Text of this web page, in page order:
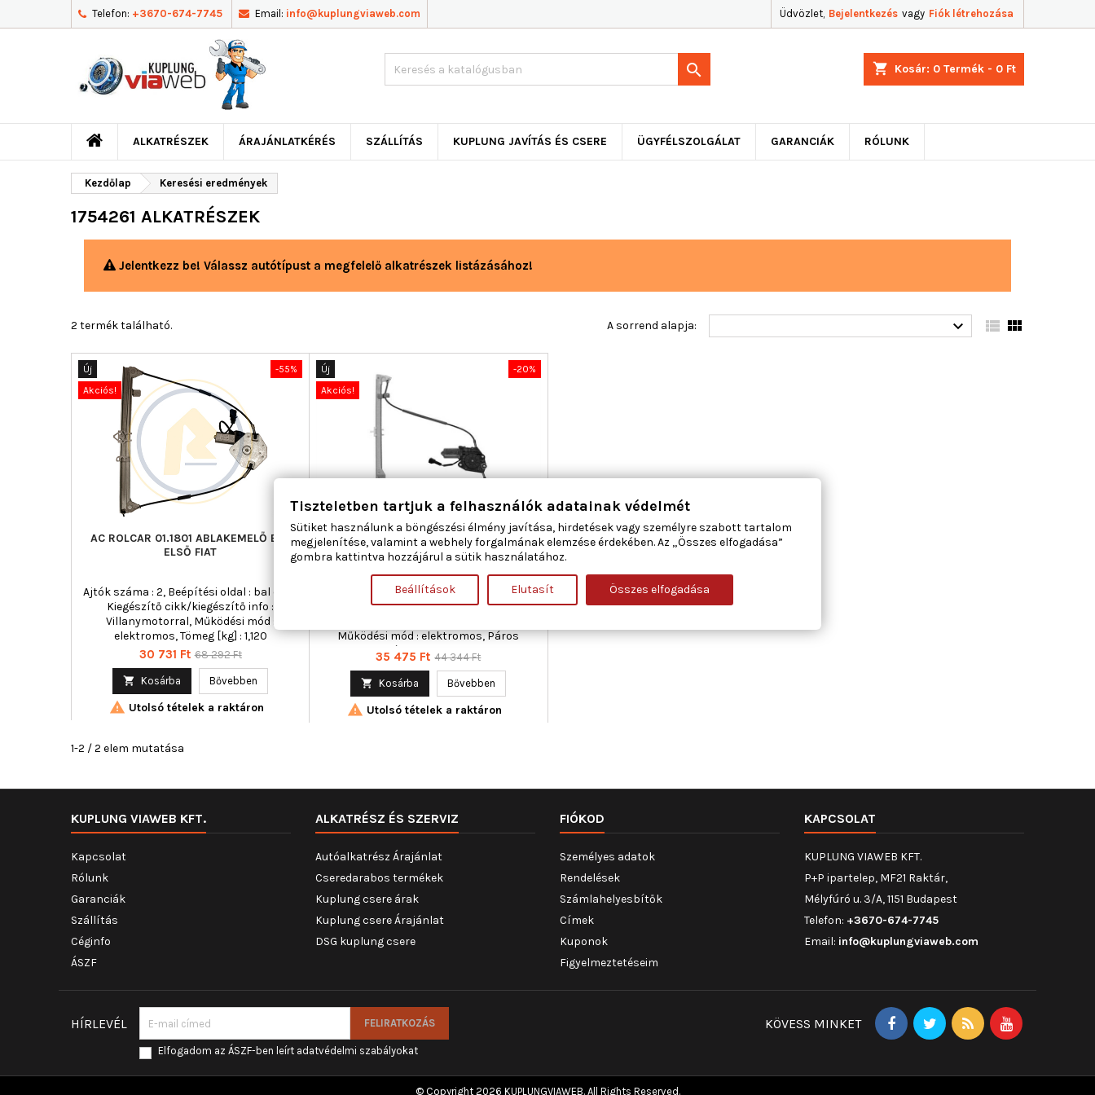
Telefon: +3670-674-7745 Email: info@kuplungviaweb.com Üdvözlet, Bejelentkezés vagy Fiók létrehozása
shopping_cart Kosár: 0 Termék - 0 Ft

ALKATRÉSZEK ÁRAJÁNLATKÉRÉS SZÁLLÍTÁS KUPLUNG JAVÍTÁS ÉS CSERE ÜGYFÉLSZOLGÁLAT GARANCIÁK RÓLUNK
Kezdőlap Keresési eredmények
1754261 ALKATRÉSZEK
Jelentkezz be! Válassz autótípust a megfelelő alkatrészek listázásához!
2 termék található. A sorrend alapja:   
-55%
Új
Akciós!
AC ROLCAR 01.1801 ABLAKEMELŐ BAL
ELSŐ FIAT
Ajtók száma : 2, Beépítési oldal : bal első,
Kiegészítő cikk/kiegészítő info :
Villanymotorral, Működési mód :
elektromos, Tömeg [kg] : 1,120
Ár
30 731 Ft Normál
68 292 Ft
 Kosárba Bővebben
 Utolsó tételek a raktáron
-20%
Új
Akciós!
MAGNETI MARELLI 350103035000
ABLAKEMELŐ BAL ELSŐ FIAT
Ajtók száma : 3, Beépítési oldal : bal első,
Csatlakozók száma : 2, Kiegészítő
Működési mód : elektromos, Páros
cikkszám : 350103036000
Ár
35 475 Ft Normál
44 344 Ft
 Kosárba Bővebben
 Utolsó tételek a raktáron
1-2 / 2 elem mutatása
KUPLUNG VIAWEB KFT.
Kapcsolat
Rólunk
Garanciák
Szállítás
Céginfo
ÁSZF
ALKATRÉSZ ÉS SZERVIZ
Autóalkatrész Árajánlat
Cseredarabos termékek
Kuplung csere árak
Kuplung csere Árajánlat
DSG kuplung csere
FIÓKOD
Személyes adatok
Rendelések
Számlahelyesbítők
Címek
Kuponok
Figyelmeztetéseim
KAPCSOLAT
KUPLUNG VIAWEB KFT.
P+P ipartelep, MF21 Raktár,
Mélyfúró u. 3/A, 1151 Budapest
Telefon: +3670-674-7745
Email: info@kuplungviaweb.com
HÍRLEVÉL
Elfogadom az ÁSZF-ben leírt adatvédelmi szabályokat
KÖVESS MINKET
© Copyright 2026 KUPLUNGVIAWEB. All Rights Reserved.
Tiszteletben tartjuk a felhasználók adatainak védelmét
Sütiket használunk a böngészési élmény javítása, hirdetések vagy személyre szabott tartalom
megjelenítése, valamint a webhely forgalmának elemzése érdekében. Az „Összes elfogadása”
gombra kattintva hozzájárul a sütik használatához.
Beállítások Elutasít Összes elfogadása